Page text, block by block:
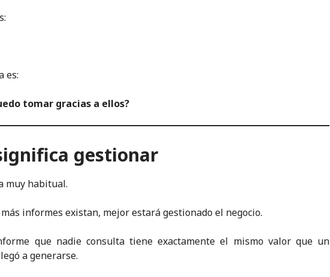
es:
tomar gracias a ellos?
gestionar
muy habitual.
informes existan, mejor estará gestionado el negocio.
que nadie consulta tiene exactamente el mismo valor que un
a generarse.